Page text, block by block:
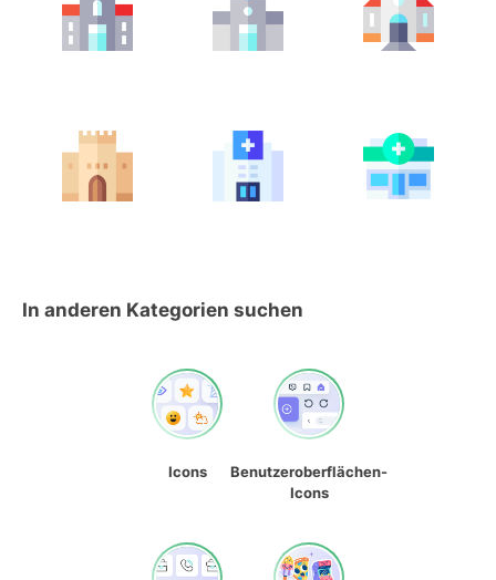
In anderen Kategorien suchen
Icons
Benutzeroberflächen-
Icons